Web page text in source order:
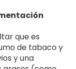
que es
de tabaco y
y una